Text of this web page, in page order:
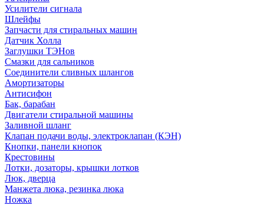
Усилители сигнала
Шлейфы
Запчасти для стиральных машин
Датчик Холла
Заглушки ТЭНов
Смазки для сальников
Соединители сливных шлангов
Амортизаторы
Антисифон
Бак, барабан
Двигатели стиральной машины
Заливной шланг
Клапан подачи воды, электроклапан (КЭН)
Кнопки, панели кнопок
Крестовины
Лотки, дозаторы, крышки лотков
Люк, дверца
Манжета люка, резинка люка
Ножка